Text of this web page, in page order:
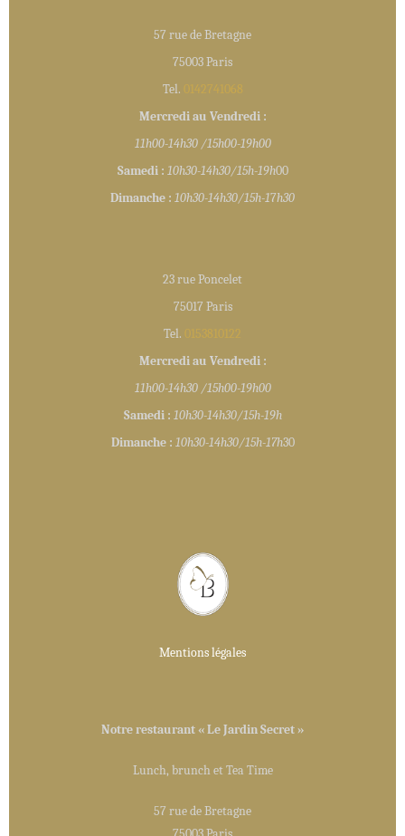
57 rue de Bretagne
75003 Paris
Tel. 0142741068
Mercredi au Vendredi :
11h00-14h30 /15h00-19h00
Samedi : 10h30-14h30/15h-19h00
Dimanche : 10h30-14h30/15h-17h30
23 rue Poncelet
75017 Paris
Tel. 0153810122
Mercredi au Vendredi :
11h00-14h30 /15h00-19h00
Samedi : 10h30-14h30/15h-19h
Dimanche : 10h30-14h30/15h-17h30
Mentions légales
Notre restaurant « Le Jardin Secret »
Lunch, brunch et Tea Time
57 rue de Bretagne